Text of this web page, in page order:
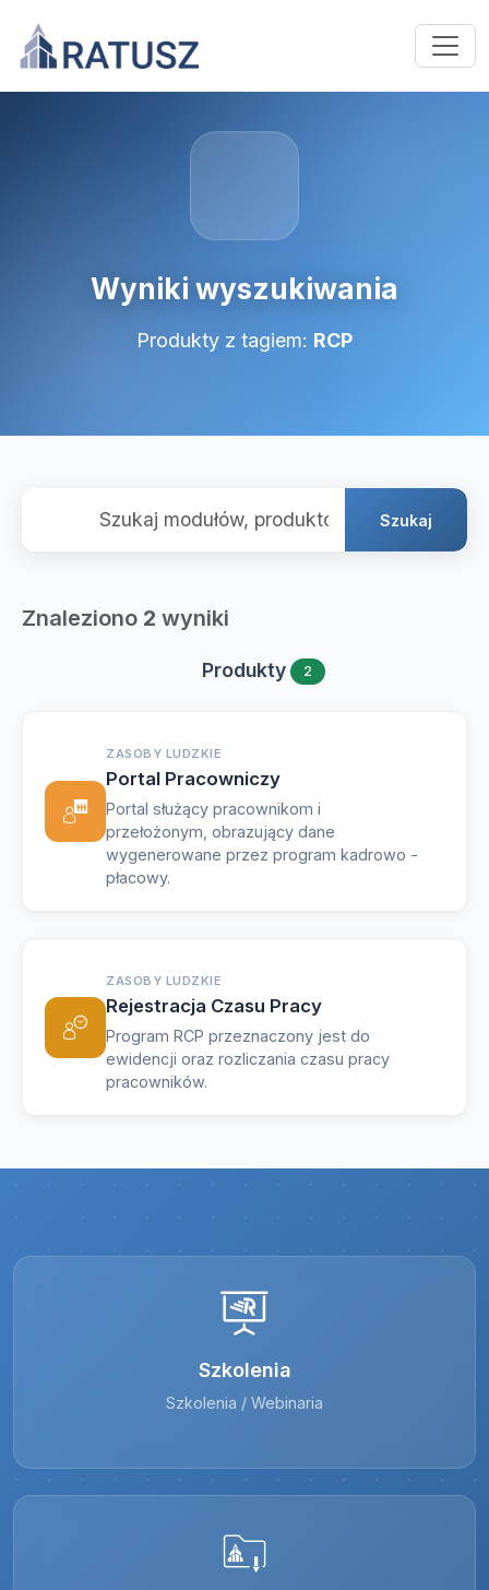
Wyniki wyszukiwania
Produkty z tagiem: RCP
Szukaj
Znaleziono 2 wyniki
Produkty 2
ZASOBY LUDZKIE
Portal Pracowniczy
Portal służący pracownikom i
przełożonym, obrazujący dane
wygenerowane przez program kadrowo -
płacowy.
ZASOBY LUDZKIE
Rejestracja Czasu Pracy
Program RCP przeznaczony jest do
ewidencji oraz rozliczania czasu pracy
pracowników.
Szkolenia
Szkolenia / Webinaria